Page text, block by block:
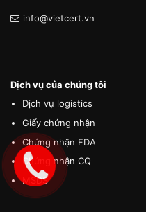
info@vietcert.vn
Dịch vụ của chúng tôi
Dịch vụ logistics
Giấy chứng nhận
Chứng nhận FDA
Chứng nhận CQ
MSDS